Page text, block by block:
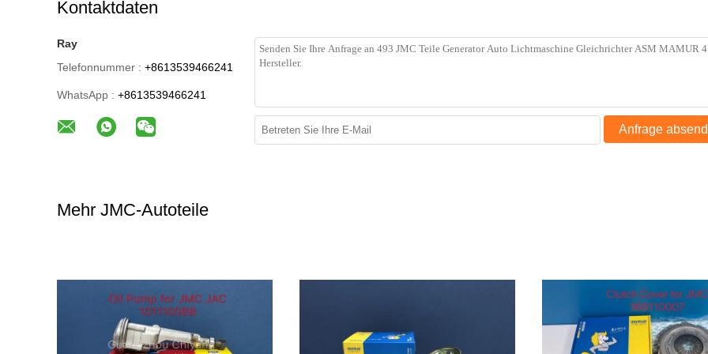
Kontaktdaten
Ray
Telefonnummer : +8613539466241
WhatsApp : +8613539466241
Anfrage
Mehr JMC-Autoteile